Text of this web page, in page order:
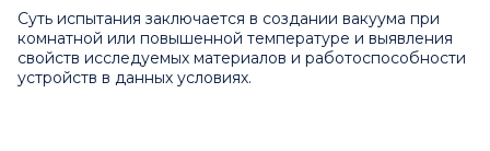
Суть испытания заключается в создании вакуума при
комнатной или повышенной температуре и выявления
свойств исследуемых материалов и работоспособности
устройств в данных условиях.